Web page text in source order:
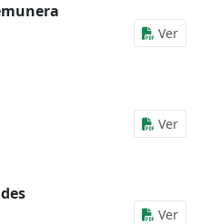
Ver
Ver
Ver